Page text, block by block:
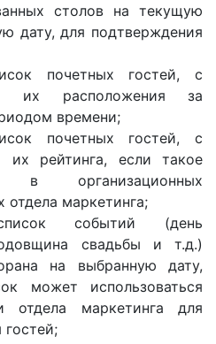
столов на текущую
дату, для подтверждения
почетных гостей, с
их расположения за
времени;
почетных гостей, с
их рейтинга, если такое
в организационных
отдела маркетинга;
событий (день
свадьбы и т.д.)
на выбранную дату,
может использоваться
отдела маркетинга для
гостей;